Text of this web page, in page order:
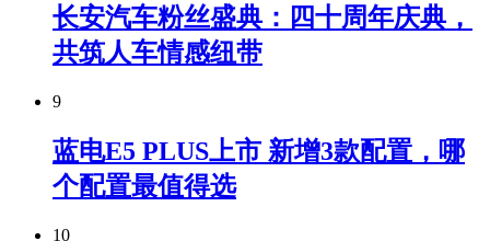
长安汽车粉丝盛典：四十周年庆典，
共筑人车情感纽带
9
蓝电E5 PLUS上市 新增3款配置，哪
个配置最值得选
10